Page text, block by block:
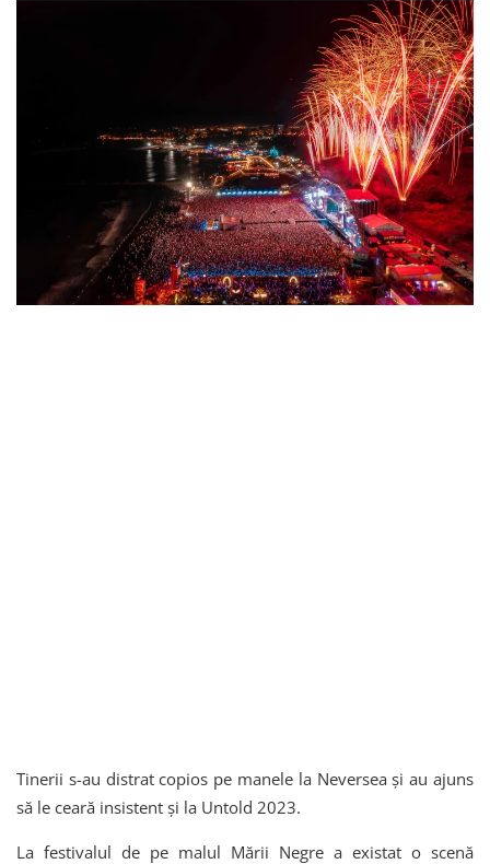
Tinerii s-au distrat copios pe manele la Neversea și au ajuns
să le ceară insistent și la Untold 2023.
La festivalul de pe malul Mării Negre a existat o scenă